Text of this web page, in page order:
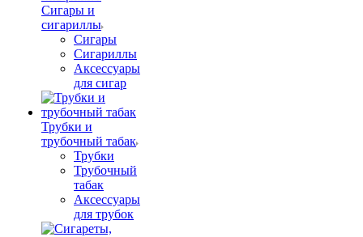
Сигары и
сигариллы
Сигары
Сигариллы
Аксессуары
для сигар
Трубки и
трубочный табак
Трубки
Трубочный
табак
Аксессуары
для трубок